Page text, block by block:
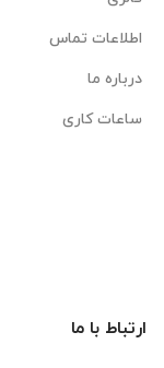
اطلاعات تماس
درباره ما
ساعات کاری
ارتباط با ما